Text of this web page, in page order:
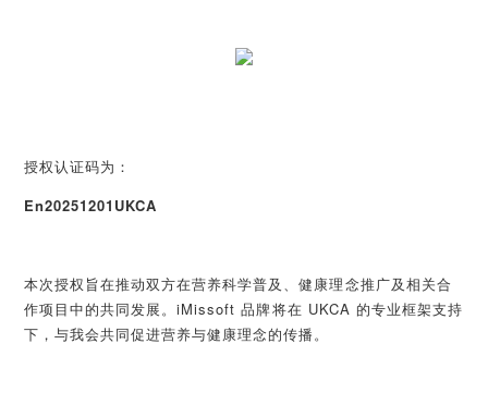
授权认证码为：
En20251201UKCA
本次授权旨在推动双方在营养科学普及、健康理念推广及相关合
作项目中的共同发展。iMissoft 品牌将在 UKCA 的专业框架支持
下，与我会共同促进营养与健康理念的传播。